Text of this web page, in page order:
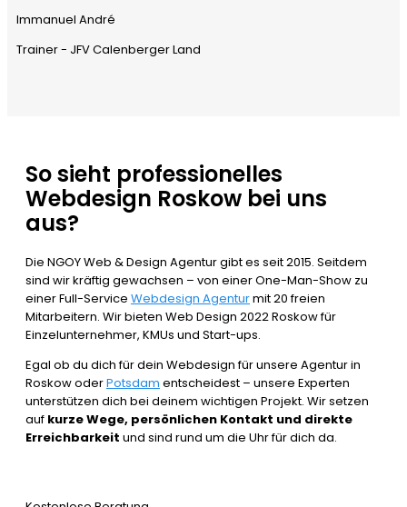
Immanuel André
Trainer - JFV Calenberger Land
So sieht professionelles
Webdesign Roskow bei uns
aus?
Die NGOY Web & Design Agentur gibt es seit 2015. Seitdem
sind wir kräftig gewachsen – von einer One-Man-Show zu
einer Full-Service Webdesign Agenturmit 20 freien
Mitarbeitern. Wir bieten Web Design 2022 Roskow für
Einzelunternehmer, KMUs und Start-ups.
Egal ob du dich für dein Webdesign für unsere Agentur in
Roskow oderPotsdam entscheidest – unsere Experten
unterstützen dich bei deinem wichtigen Projekt. Wir setzen
auf kurze Wege, persönlichen Kontakt und direkte
Erreichbarkeit und sind rund um die Uhr für dich da.